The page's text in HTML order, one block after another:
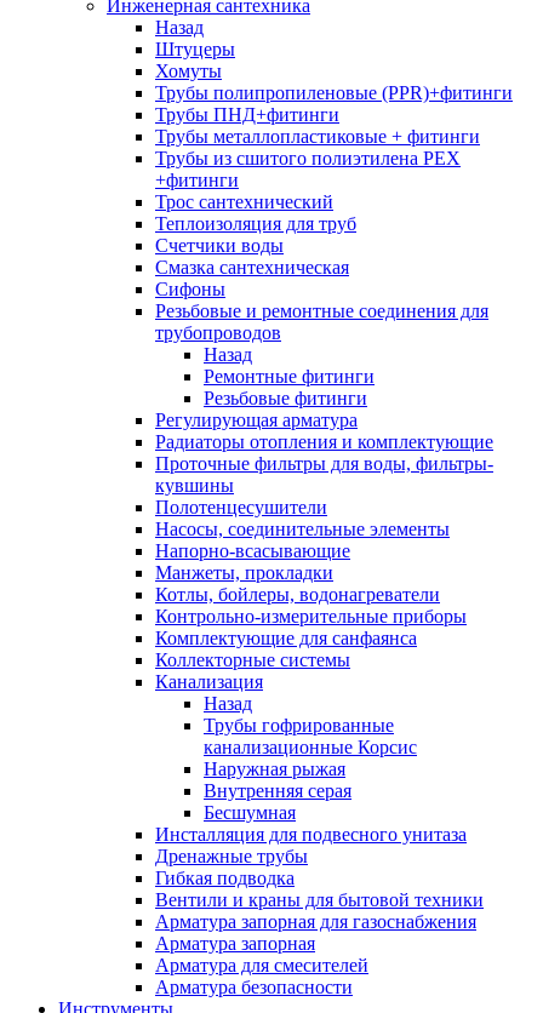
Инженерная сантехника
Назад
Штуцеры
Хомуты
Трубы полипропиленовые (PPR)+фитинги
Трубы ПНД+фитинги
Трубы металлопластиковые + фитинги
Трубы из сшитого полиэтилена PEX
+фитинги
Трос сантехнический
Теплоизоляция для труб
Счетчики воды
Смазка сантехническая
Сифоны
Резьбовые и ремонтные соединения для
трубопроводов
Назад
Ремонтные фитинги
Резьбовые фитинги
Регулирующая арматура
Радиаторы отопления и комплектующие
Проточные фильтры для воды, фильтры-
кувшины
Полотенцесушители
Насосы, соединительные элементы
Напорно-всасывающие
Манжеты, прокладки
Котлы, бойлеры, водонагреватели
Контрольно-измерительные приборы
Комплектующие для санфаянса
Коллекторные системы
Канализация
Назад
Трубы гофрированные
канализационные Корсис
Наружная рыжая
Внутренняя серая
Бесшумная
Инсталляция для подвесного унитаза
Дренажные трубы
Гибкая подводка
Вентили и краны для бытовой техники
Арматура запорная для газоснабжения
Арматура запорная
Арматура для смесителей
Арматура безопасности
Инструменты